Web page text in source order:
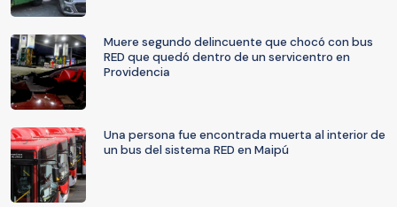
Muere segundo delincuente que chocó con bus
RED que quedó dentro de un servicentro en
Providencia
Una persona fue encontrada muerta al interior de
un bus del sistema RED en Maipú